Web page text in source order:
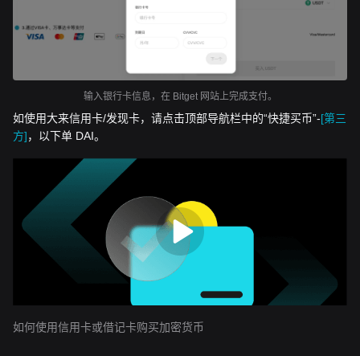
输入银行卡信息，在 Bitget 网站上完成支付。
如使用大来信用卡/发现卡，请点击顶部导航栏中的“快捷买币”-[第三
方]，以下单 DAI。
如何使用信用卡或借记卡购买加密货币